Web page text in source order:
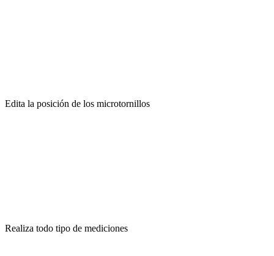
Edita la posición de los microtornillos​
Realiza todo tipo de mediciones​